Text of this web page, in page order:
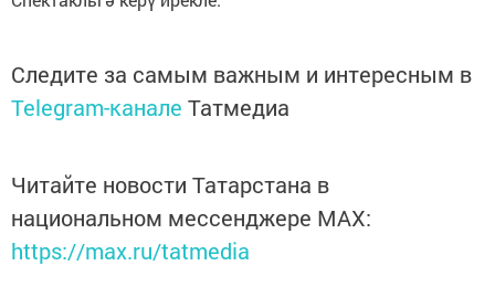
Следите за самым важным и интересным в
Telegram-канале Татмедиа
Читайте новости Татарстана в
национальном мессенджере MАХ:
https://max.ru/tatmedia